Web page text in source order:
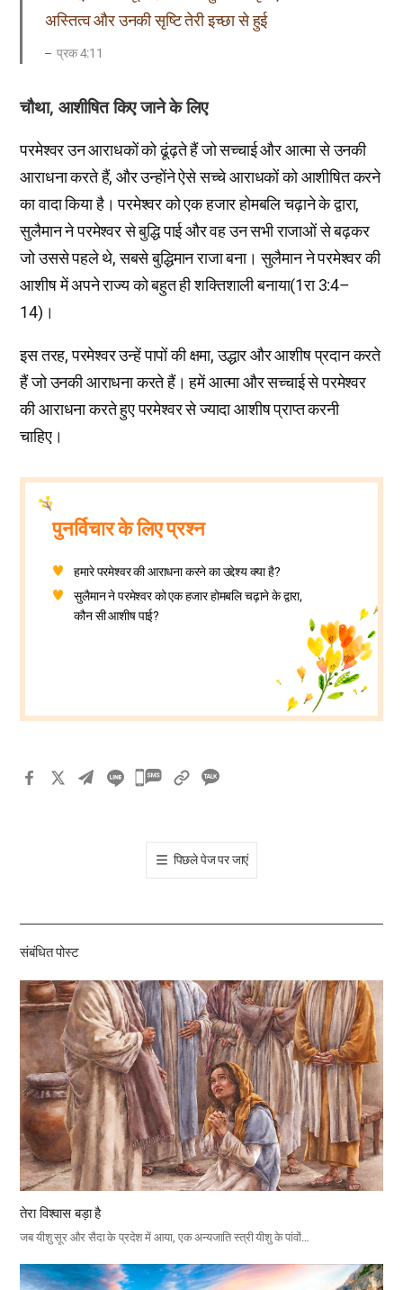
अस्तित्व और उनकी सृष्टि तेरी इच्छा से हुई
प्रक 4:11
चौथा, आशीषित किए जाने के लिए
परमेश्वर उन आराधकों को ढूंढ़ते हैं जो सच्चाई और आत्मा से उनकी
आराधना करते हैं, और उन्होंने ऐसे सच्चे आराधकों को आशीषित करने
का वादा किया है। परमेश्वर को एक हजार होमबलि चढ़ाने के द्वारा,
सुलैमान ने परमेश्वर से बुद्धि पाई और वह उन सभी राजाओं से बढ़कर
जो उससे पहले थे, सबसे बुद्धिमान राजा बना। सुलैमान ने परमेश्वर की
आशीष में अपने राज्य को बहुत ही शक्तिशाली बनाया(1रा 3:4–
14)।
इस तरह, परमेश्वर उन्हें पापों की क्षमा, उद्धार और आशीष प्रदान करते
हैं जो उनकी आराधना करते हैं। हमें आत्मा और सच्चाई से परमेश्वर
की आराधना करते हुए परमेश्वर से ज्यादा आशीष प्राप्त करनी
चाहिए।
पुनर्विचार के लिए प्रश्न
हमारे परमेश्वर की आराधना करने का उद्देश्य क्या है?
सुलैमान ने परमेश्वर को एक हजार होमबलि चढ़ाने के द्वारा,
कौन सी आशीष पाई?
카
톡
공
기
पिछले पेज पर जाएं
संबंधित पोस्ट
तेरा विश्वास बड़ा है
जब यीशु सूर और सैदा के प्रदेश में आया, एक अन्यजाति स्त्री यीशु के पांवों…